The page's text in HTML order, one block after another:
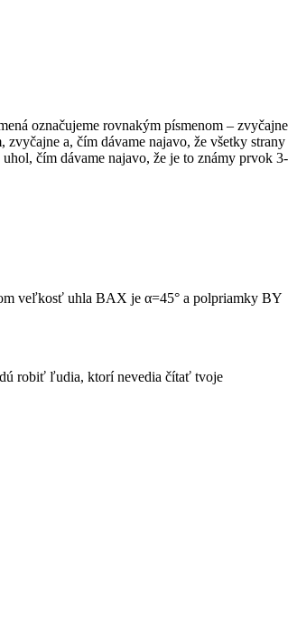
označujeme rovnakým písmenom – zvyčajne
a, čím dávame najavo, že všetky strany
čím dávame najavo, že je to známy prvok 3-
veľkosť uhla BAX je α=45° a polpriamky BY
robiť ľudia, ktorí nevedia čítať tvoje